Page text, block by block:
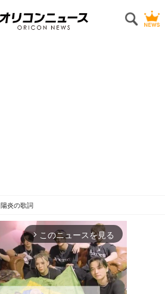
陽炎の歌詞
arrow_forward_ios このニュースを見る